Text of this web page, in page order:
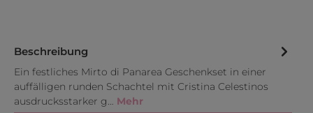
Beschreibung
Ein festliches Mirto di Panarea Geschenkset in einer
auffälligen runden Schachtel mit Cristina Celestinos
ausdrucksstarker g… Mehr